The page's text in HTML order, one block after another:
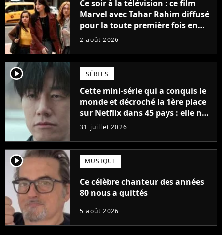
Ce soir à la télévision : ce film
Marvel avec Tahar Rahim diffusé
pour la toute première fois en
France
2 août 2026
player2 SÉRIES
Cette mini-série qui a conquis le
monde et décroché la 1ère place
sur Netflix dans 45 pays : elle ne
compte que 10 épisodes et c'est
un phénomène mondial
31 juillet 2026
player2 MUSIQUE
Ce célèbre chanteur des années
80 nous a quittés
5 août 2026